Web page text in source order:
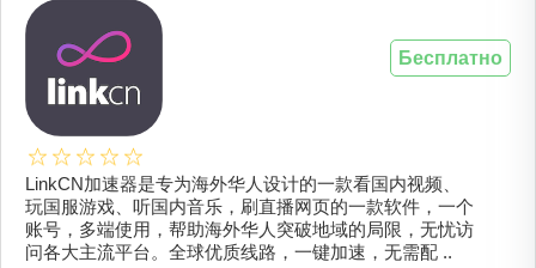
LinkCN加速器是专为海外华人设计的一款看国内视频、
玩国服游戏、听国内音乐，刷直播网页的一款软件，一个
账号，多端使用，帮助海外华人突破地域的局限，无忧访
问各大主流平台。全球优质线路，一键加速，无需配 ..
Бесплатно